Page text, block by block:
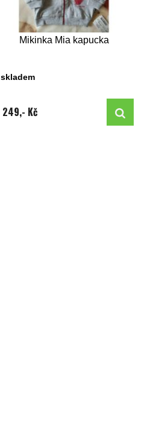
Mikinka Mia kapucka
skladem
249,- Kč